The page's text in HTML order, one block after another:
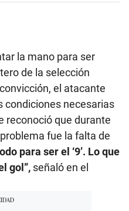
la mano para ser
de la selección
el atacante
condiciones necesarias
reconoció que durante
fue la falta de
para ser el ‘9’. Lo que
gol”, señaló en el